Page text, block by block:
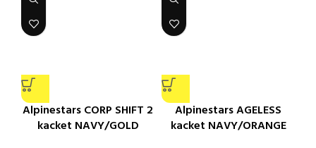
Alpinestars CORP SHIFT 2
kacket NAVY/GOLD
Alpinestars AGELESS
kacket NAVY/ORANGE